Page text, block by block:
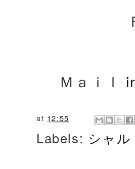
Ｍａｉｌ
at 12:55
Labels: シャ